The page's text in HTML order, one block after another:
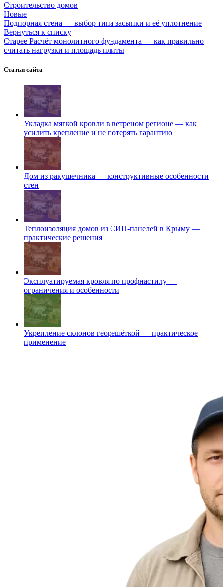
Строительство домов
Новые
Подпорная стена — выбор типа засыпки и её уплотнение
Вернуться к списку
Старее Расчёт монолитного фундамента — как правильно
считать нагрузки и площадь плиты
Статьи сайта
Укладка мягкой кровли в ветреном регионе — как
усилить крепление и не потерять гарантию
Дом из ракушечника — конструктивные особенности
стен
Теплоизоляция домов из СИП-панелей в Крыму —
практические решения
Эксплуатируемая кровля по профнастилу —
ограничения и особенности
Укрепление склонов георешёткой — практическое
применение